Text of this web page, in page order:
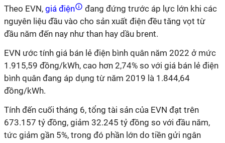
Theo EVN, giá điện
đang đứng trước áp lực lớn khi các
nguyên liệu đầu vào cho sản xuất điện đều tăng vọt từ
đầu năm đến nay như than hay dầu brent.
EVN ước tính giá bán lẻ điện bình quân năm 2022 ở mức
1.915,59 đồng/kWh, cao hơn 2,74% so với giá bán lẻ điện
bình quân đang áp dụng từ năm 2019 là 1.844,64
đồng/kWh.
Tính đến cuối tháng 6, tổng tài sản của EVN đạt trên
673.157 tỷ đồng, giảm 32.245 tỷ đồng so với đầu năm,
tức giảm gần 5%, trong đó phần lớn do tiền gửi ngân